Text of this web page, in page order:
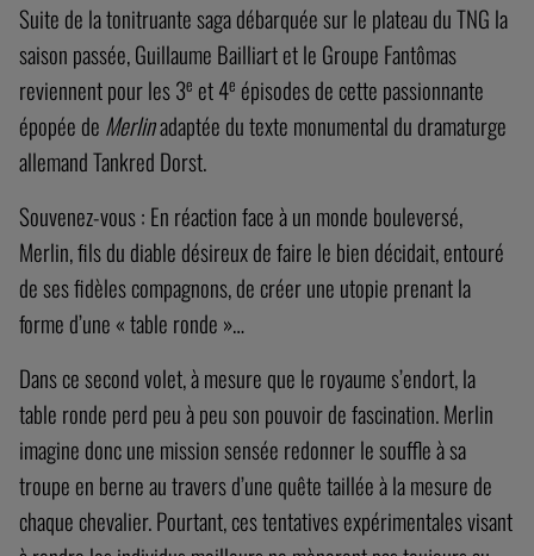
Suite de la tonitruante saga débarquée sur le plateau du TNG la
saison passée, Guillaume Bailliart et le Groupe Fantômas
reviennent pour les 3e et 4e épisodes de cette passionnante
épopée de Merlinadaptée du texte monumental du dramaturge
allemand Tankred Dorst.
Souvenez-vous : En réaction face à un monde bouleversé,
Merlin, fils du diable désireux de faire le bien décidait, entouré
de ses fidèles compagnons, de créer une utopie prenant la
forme d’une « table ronde »…
Dans ce second volet, à mesure que le royaume s’endort, la
table ronde perd peu à peu son pouvoir de fascination. Merlin
imagine donc une mission sensée redonner le souffle à sa
troupe en berne au travers d’une quête taillée à la mesure de
chaque chevalier. Pourtant, ces tentatives expérimentales visant